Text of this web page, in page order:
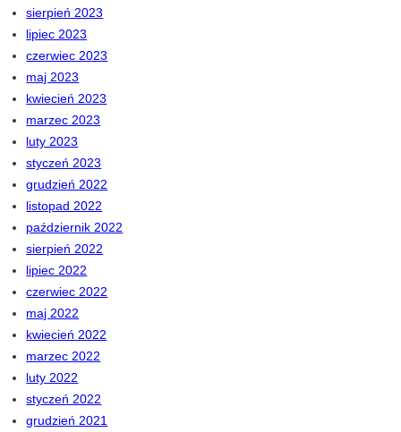
sierpień 2023
lipiec 2023
czerwiec 2023
maj 2023
kwiecień 2023
marzec 2023
luty 2023
styczeń 2023
grudzień 2022
listopad 2022
październik 2022
sierpień 2022
lipiec 2022
czerwiec 2022
maj 2022
kwiecień 2022
marzec 2022
luty 2022
styczeń 2022
grudzień 2021